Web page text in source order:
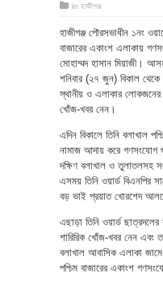
in হাজীগঞ্জ
হাজীগঞ্জ পৌরসভাধীন ১নং
বাজারের একাংশ এলাকায়
মোহাম্মদ হাসান মিয়াজী।
শনিবার (২৭ জুন) বিকাল থেকে
স্থানীয় ও এলাকার লোকজনের
খোঁজ-খবর নেন।
এদিন বিকালে তিনি বলাখাল
নামাজ আদায় করে গণসংযোগ
দক্ষিণ বলাখাল ও তুলাতলসহ
এসময় তিনি ওয়ার্ড বিএনপির
বড় ভাই প্রয়াত খোরশেদ
এছাড়া তিনি ওয়ার্ড
শারিরিক খোঁজ-খবর নেন এবং
বলাখাল আবাসিক এলাকা জামে
পশ্চিম বাজারের একাংশ